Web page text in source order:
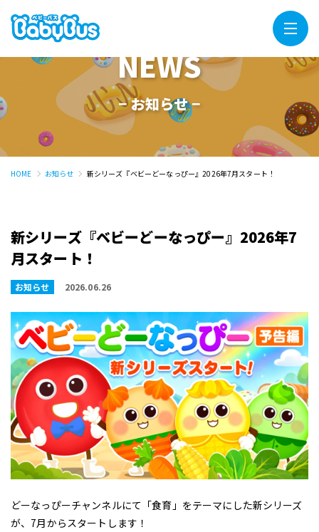
NEWS
− お知らせ −
HOME お知らせ 新シリーズ『ベビーどーなっぴー』2026年7月スタート！
新シリーズ『ベビーどーなっぴー』2026年7
月スタート！
お知らせ 2026.06.26
どーなっぴーチャンネルにて「食育」をテーマにした新シリーズ
が、7月からスタートします！